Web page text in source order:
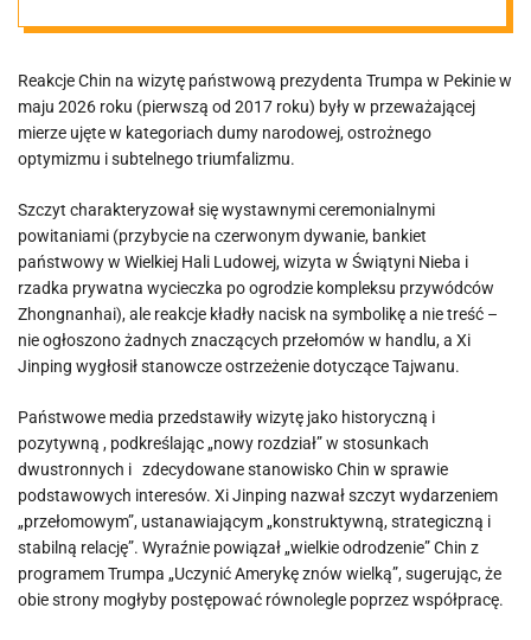
Reakcje Chin na wizytę państwową prezydenta Trumpa w Pekinie w
maju 2026 roku (pierwszą od 2017 roku) były w przeważającej
mierze ujęte w kategoriach dumy narodowej, ostrożnego
optymizmu i subtelnego triumfalizmu.
Szczyt charakteryzował się wystawnymi ceremonialnymi
powitaniami (przybycie na czerwonym dywanie, bankiet
państwowy w Wielkiej Hali Ludowej, wizyta w Świątyni Nieba i
rzadka prywatna wycieczka po ogrodzie kompleksu przywódców
Zhongnanhai), ale reakcje kładły nacisk na symbolikę a nie treść –
nie ogłoszono żadnych znaczących przełomów w handlu, a Xi
Jinping wygłosił stanowcze ostrzeżenie dotyczące Tajwanu.
Państwowe media przedstawiły wizytę jako historyczną i
pozytywną , podkreślając „nowy rozdział” w stosunkach
dwustronnych i zdecydowane stanowisko Chin w sprawie
podstawowych interesów. Xi Jinping nazwał szczyt wydarzeniem
„przełomowym”, ustanawiającym „konstruktywną, strategiczną i
stabilną relację”. Wyraźnie powiązał „wielkie odrodzenie” Chin z
programem Trumpa „Uczynić Amerykę znów wielką”, sugerując, że
obie strony mogłyby postępować równolegle poprzez współpracę.